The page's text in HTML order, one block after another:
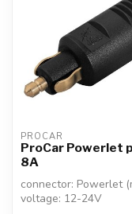
PROCAR
ProCar Powerlet
8A
connector: Powerlet
voltage: 12-24V